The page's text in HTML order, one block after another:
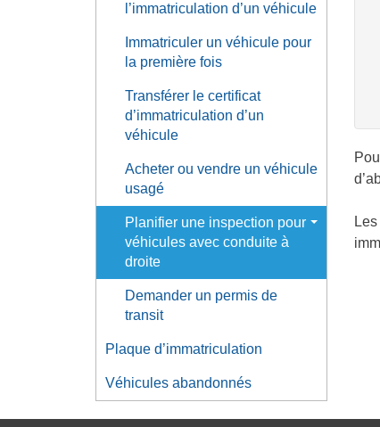
l’immatriculation d’un véhicule
Immatriculer un véhicule pour
la première fois
Transférer le certificat
d’immatriculation d’un
véhicule
Acheter ou vendre un véhicule
usagé
Planifier une inspection pour
véhicules avec conduite à
droite
Demander un permis de
transit
Plaque d’immatriculation
Véhicules abandonnés